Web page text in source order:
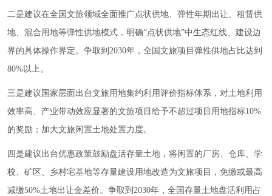
二是建议在全国文旅领域全面推广点状供地、弹性年期出让、租赁供
地、混合用地等弹性供地模式，明确“点状供地”中生态红线、建设边
界的具体操作界定。争取到2030年，全国文旅项目弹性供地占比达到
80%以上。
三是建议国家层面出台文旅用地集约利用评价指标体系，对土地利用
效率高、产业带动效应显著的文旅项目给予不超过项目用地指标10%
的奖励；加大文旅闲置土地处置力度。
四是建议出台优惠政策鼓励盘活存量土地，将闲置的厂房、仓库、学
校、矿区、乡村宅基地等存量建设用地改造为文旅项目，免缴或最高
减缴50%土地出让金差价。争取到2030年，全国存量土地盘活利用占